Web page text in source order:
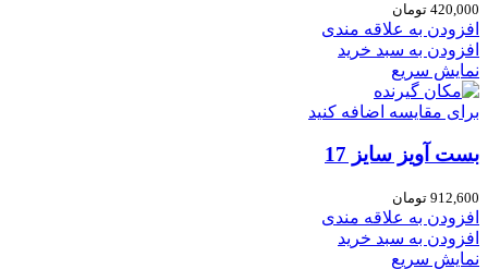
420,000 تومان
افزودن به علاقه مندی
افزودن به سبد خرید
نمایش سریع
برای مقایسه اضافه کنید
بست آویز سایز 17
912,600 تومان
افزودن به علاقه مندی
افزودن به سبد خرید
نمایش سریع